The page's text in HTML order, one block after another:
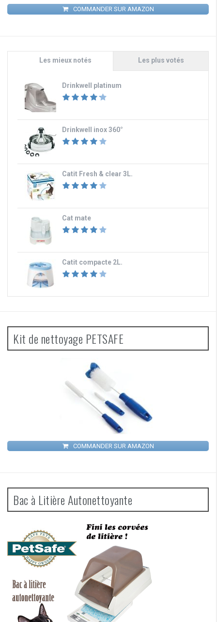
COMMANDER SUR AMAZON
Les mieux notés Les plus votés
Drinkwell platinum
Drinkwell inox 360°
Catit Fresh & clear 3L.
Cat mate
Catit compacte 2L.
Kit de nettoyage PETSAFE
COMMANDER SUR AMAZON
Bac à Litière Autonettoyante